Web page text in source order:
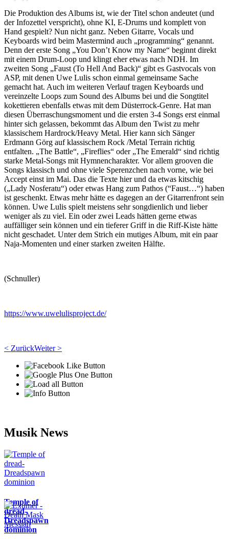
Die Produktion des Albums ist, wie der Titel schon andeutet (und
der Infozettel verspricht), ohne KI, E-Drums und komplett von
Hand gespielt? Nun nicht ganz. Neben Gitarre, Vocals und
Keyboards wird beim Mastermind auch „programming“ genannt.
Denn der erste Song „You Don’t Know my Name“ beginnt direkt
mit einem Drum-Loop und klingt eher etwas nach NDH. Im
zweiten Song „Faust (To Hell And Back)“ gibt es Gastvocals von
ASP, mit denen Uwe Lulis schon einmal gemeinsame Sache
gemacht hat. Auch im weiteren Verlauf tragen Keyboards und
vereinzelte Loops zum Sound des Albums bei und die Songtitel
kokettieren ebenfalls etwas mit dem Düsterrock-Genre. Hat man
diesen Überraschungsmoment und die ersten 3-4 Songs erst einmal
hinter sich gelassen, bekommt das Album den Twist zu mehr
klassischem Hardrock/Heavy Metal. Hier kann sich Sänger
Erdmann Görg auf klassischem Rock /Metal Terrain richtig
entfalten. „The Battle“, „Fireflies“ oder „The Emerald“ sind richtig
starke Metal-Songs mit Hymnencharakter. Vor allem grooven die
Songs klassisch und ohne viele Sperenzchen nach vorne, wie bei
Accept einst im Mai. Das die Texte hier und da etwas kitschig
(„Lady Nosferatu“) oder etwas Hang zum Pathos (“Faust…“) haben
ist geschenkt. Etwas mehr hätte es dagegen an der Gitarrenfront sein
können. Uwe Lulis spielt meistens sehr songdienlich und lieber
weniger als zu viel. Ein oder zwei Leads hätten gerne etwas
auffälliger sein können und ein tieferer Griff in die Riff-Kiste hätte
nicht geschadet. Unter dem Strich ein mutiges Album, mit ein paar
Naja-Momenten und einer starken zweiten Hälfte.
(Schnuller)
https://www.uwelulisproject.de/
< ZurückWeiter >
Musik News
Temple of
dread-
Dreadspawn
dominion